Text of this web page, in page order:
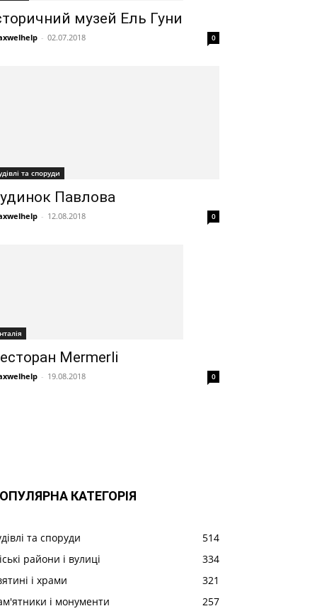
музей Ель Гуни
- 02.07.2018 0
та споруди
Павлова
- 12.08.2018 0
Mermerli
- 19.08.2018 0
КАТЕГОРІЯ
та споруди
514
райони і вулиці
334
і храми
321
і монументи
257